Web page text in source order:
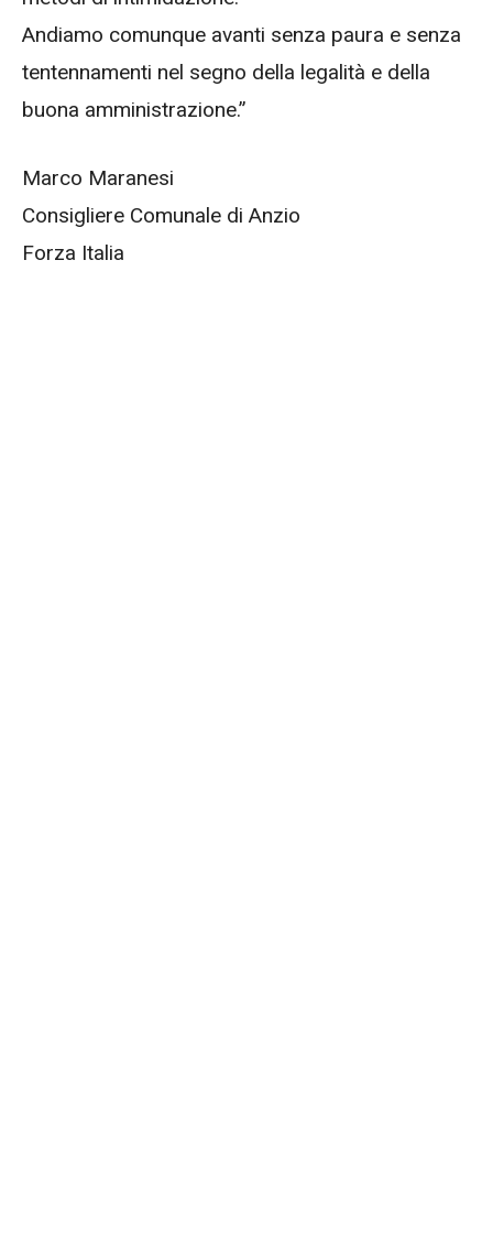
Andiamo comunque avanti senza paura e senza
tentennamenti nel segno della legalità e della
buona amministrazione.”
Marco Maranesi
Consigliere Comunale di Anzio
Forza Italia